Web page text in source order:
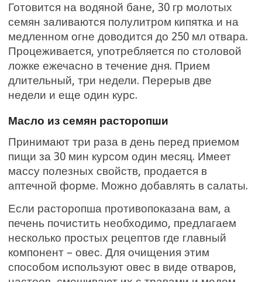
Готовится на водяной бане, 30 гр молотых
семян заливаются полулитром кипятка и на
медленном огне доводится до 250 мл отвара.
Процеживается, употребляется по столовой
ложке ежечасно в течение дня. Прием
длительный, три недели. Перерыв две
недели и еще один курс.
Масло из семян расторопши
Принимают три раза в день перед приемом
пищи за 30 мин курсом один месяц. Имеет
массу полезных свойств, продается в
аптечной форме. Можно добавлять в салаты.
Если расторопша противопоказана вам, а
печень почистить необходимо, предлагаем
несколько простых рецептов где главный
компонент – овес. Для очищения этим
способом используют овес в виде отваров,